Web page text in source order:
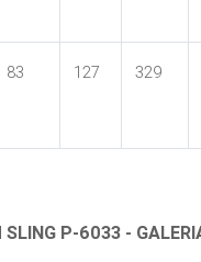
83 127 329
P-6033 -